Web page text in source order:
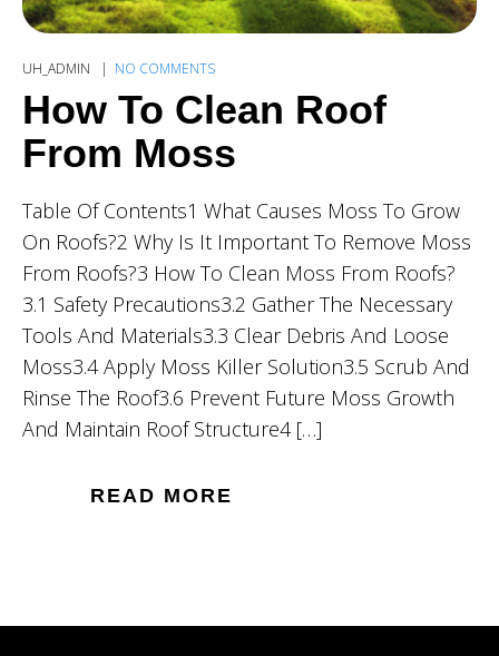
UH_ADMIN NO COMMENTS
How To Clean Roof
From Moss
Table Of Contents1 What Causes Moss To Grow
On Roofs?2 Why Is It Important To Remove Moss
From Roofs?3 How To Clean Moss From Roofs?
3.1 Safety Precautions3.2 Gather The Necessary
Tools And Materials3.3 Clear Debris And Loose
Moss3.4 Apply Moss Killer Solution3.5 Scrub And
Rinse The Roof3.6 Prevent Future Moss Growth
And Maintain Roof Structure4 […]
READ MORE